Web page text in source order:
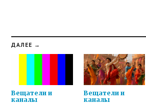
ДАЛЕЕ →
Вещатели и
каналы
Вещатели и
каналы